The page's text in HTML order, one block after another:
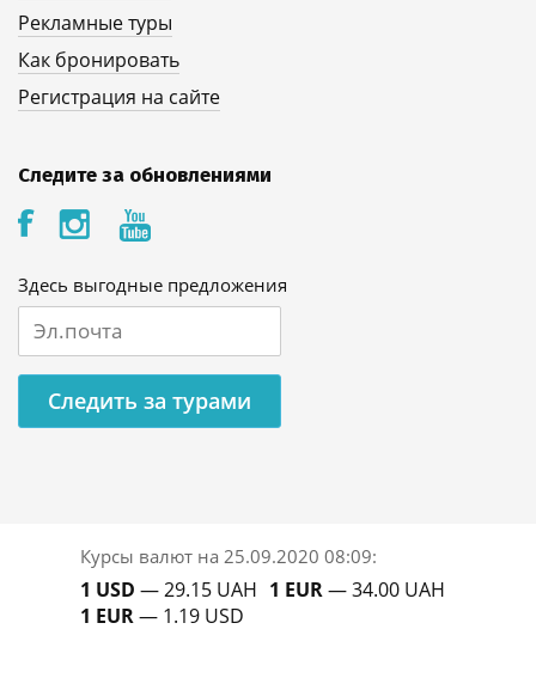
Рекламные туры
Как бронировать
Регистрация на сайте
Следите за обновлениями
Здесь выгодные предложения
Следить за турами
Курсы валют на 25.09.2020 08:09:
1 USD — 29.15 UAH
1 EUR— 1.19 USD
1 EUR— 34.00 UAH